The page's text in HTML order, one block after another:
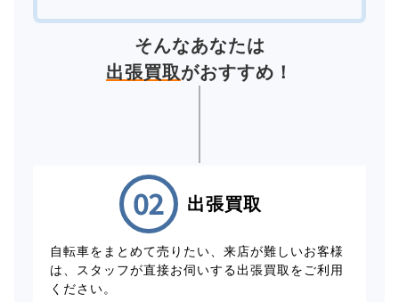
そんなあなたは
出張買取がおすすめ！
出張買取
自転車をまとめて売りたい、来店が難しいお客様
は、スタッフが直接お伺いする出張買取をご利用
ください。